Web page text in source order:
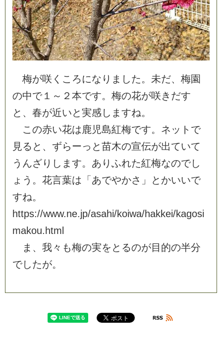
梅が咲 く こ ろにな り ま した。 未だ、 梅園
の中で１ ～ ２ 本です。 梅の花が咲き だす
と 、 春が近いと実感 し ま すね。
こ の赤い花は 鹿児島紅梅です。 ネ ッ ト で
見る と 、 ずらーっ と苗木の宣伝が出ていて
う んざり し ま す。 あ り ふれた紅梅なのでし
ょ う 。 花言葉は 「 あでやかさ 」 と かいいで
すね。
https://www.ne.jp/asahi/koiwa/hakkei/kagosi
makou. htm
ま 、 我 々 も梅の実を と るのが目 的の半分
でしたが。